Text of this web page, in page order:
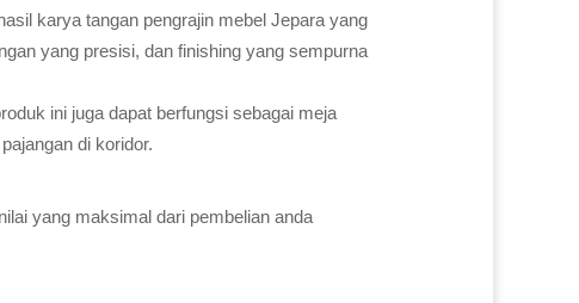
karya tangan pengrajin mebel Jepara yang
yang presisi, dan finishing yang sempurna
ini juga dapat berfungsi sebagai meja
di koridor.
yang maksimal dari pembelian anda